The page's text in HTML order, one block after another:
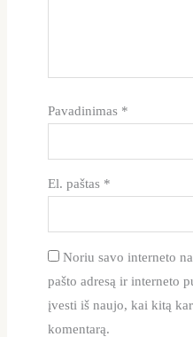
Pavadinimas *
El. paštas *
Noriu savo interneto
pašto adresą ir interneto
įvesti iš naujo, kai kitą
komentarą.